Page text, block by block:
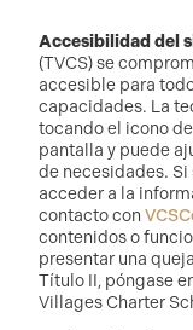
Accesibilidad del
(TVCS) se
accesible para
capacidades. La
tocando el icono
pantalla y puede
de necesidades.
acceder a la
contacto con
contenidos o
presentar una
Título II, póngase
Villages Charter